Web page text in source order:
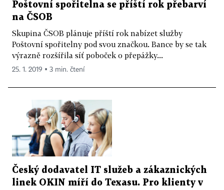
Poštovní spořitelna se příští rok přebarví
na ČSOB
Skupina ČSOB plánuje příští rok nabízet služby
Poštovní spořitelny pod svou značkou. Bance by se tak
výrazně rozšířila síť poboček o přepážky...
25. 1. 2019 ▪ 3 min. čtení
Český dodavatel IT služeb a zákaznických
linek OKIN míří do Texasu. Pro klienty v